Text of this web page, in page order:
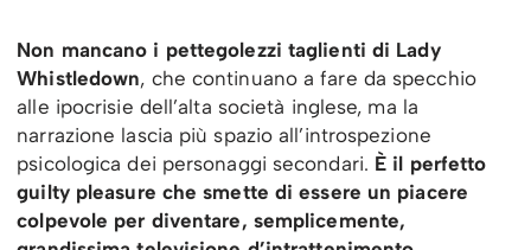
Non mancano i pettegolezzi taglienti di Lady
Whistledown, che continuano a fare da specchio
alle ipocrisie dell’alta società inglese, ma la
narrazione lascia più spazio all’introspezione
psicologica dei personaggi secondari. È il perfetto
guilty pleasure che smette di essere un piacere
colpevole per diventare, semplicemente,